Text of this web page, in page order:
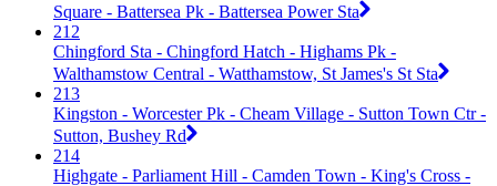
Square - Battersea Pk - Battersea Power Sta
212
Chingford Sta - Chingford Hatch - Highams Pk -
Walthamstow Central - Watthamstow, St James's St Sta
213
Kingston - Worcester Pk - Cheam Village - Sutton Town Ctr -
Sutton, Bushey Rd
214
Highgate - Parliament Hill - Camden Town - King's Cross -